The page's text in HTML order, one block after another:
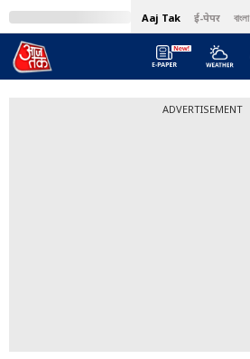
Aaj Tak ई-पेपर বাংলা
ADVERTISEMENT